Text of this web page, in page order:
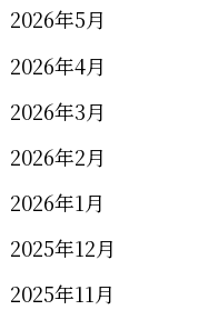
2026年5月
2026年4月
2026年3月
2026年2月
2026年1月
2025年12月
2025年11月